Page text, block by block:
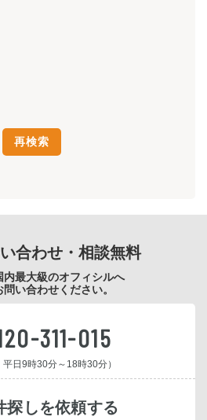
合わせ・相談無料
内最大級のオフィシルへ
い合わせください。
311-015
平日9時30分～18時30分）
探しを依頼する